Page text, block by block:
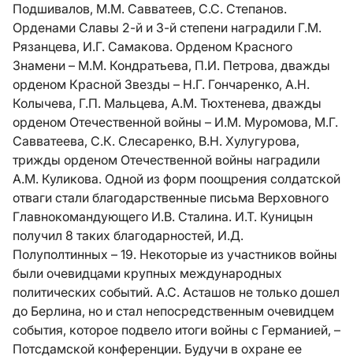
Подшивалов, М.М. Савватеев, C.C. Степанов.
Орденами Славы 2-й и 3-й степени наградили Г.М.
Рязанцева, И.Г. Самакова. Орденом Красного
Знамени – М.М. Кондратьева, П.И. Петрова, дважды
орденом Красной Звезды – Н.Г. Гончаренко, А.Н.
Колычева, Г.П. Мальцева, А.М. Тюхтенева, дважды
орденом Отечественной войны – И.М. Муромова, М.Г.
Савватеева, С.К. Слесаренко, В.Н. Хулугурова,
трижды орденом Отечественной войны наградили
А.М. Куликова. Одной из форм поощрения солдатской
отваги стали благодарственные письма Верховного
Главнокомандующего И.В. Сталина. И.Т. Куницын
получил 8 таких благодарностей, И.Д.
Полуполтинных – 19. Некоторые из участников войны
были очевидцами крупных международных
политических событий. А.С. Асташов не только дошел
до Берлина, но и стал непосредственным очевидцем
события, которое подвело итоги войны с Германией, –
Потсдамской конференции. Будучи в охране ее